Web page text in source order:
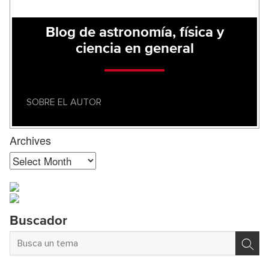
Blog de astronomía, física y
ciencia en general
SOBRE EL AUTOR
Archives
Archives
Buscador